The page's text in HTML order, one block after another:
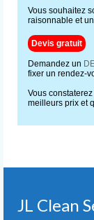
Vous souhaitez
raisonnable et
Devis gratuit
Demandez un
fixer un rendez-
Vous
meilleurs prix et
JL Clean